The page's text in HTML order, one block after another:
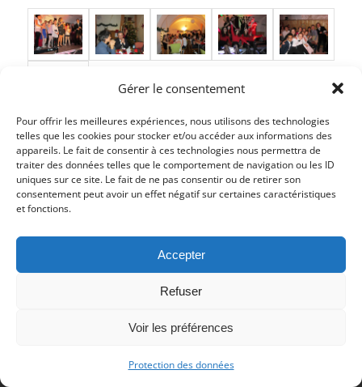
Gérer le consentement
Pour offrir les meilleures expériences, nous utilisons des technologies
telles que les cookies pour stocker et/ou accéder aux informations des
appareils. Le fait de consentir à ces technologies nous permettra de
traiter des données telles que le comportement de navigation ou les ID
uniques sur ce site. Le fait de ne pas consentir ou de retirer son
consentement peut avoir un effet négatif sur certaines caractéristiques
et fonctions.
Accepter
Refuser
Voir les préférences
Protection des données
Partager cet article